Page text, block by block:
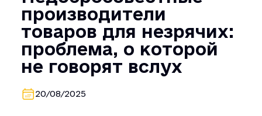
производители
товаров для незрячих:
проблема, о которой
не говорят вслух
20/08/2025